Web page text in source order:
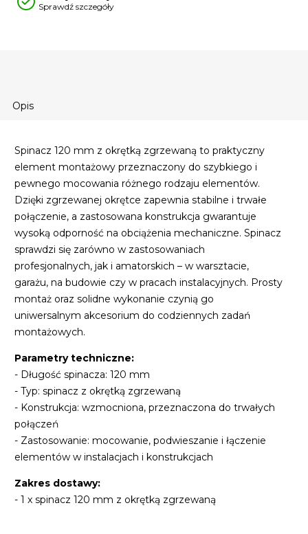
Opis
Spinacz 120 mm z okrętką zgrzewaną to praktyczny
element montażowy przeznaczony do szybkiego i
pewnego mocowania różnego rodzaju elementów.
Dzięki zgrzewanej okrętce zapewnia stabilne i trwałe
połączenie, a zastosowana konstrukcja gwarantuje
wysoką odporność na obciążenia mechaniczne. Spinacz
sprawdzi się zarówno w zastosowaniach
profesjonalnych, jak i amatorskich – w warsztacie,
garażu, na budowie czy w pracach instalacyjnych. Prosty
montaż oraz solidne wykonanie czynią go
uniwersalnym akcesorium do codziennych zadań
montażowych.
Parametry techniczne:
- Długość spinacza: 120 mm
- Typ: spinacz z okrętką zgrzewaną
- Konstrukcja: wzmocniona, przeznaczona do trwałych
połączeń
- Zastosowanie: mocowanie, podwieszanie i łączenie
elementów w instalacjach i konstrukcjach
Zakres dostawy:
- 1 x spinacz 120 mm z okrętką zgrzewaną
Sprawdź szczegóły